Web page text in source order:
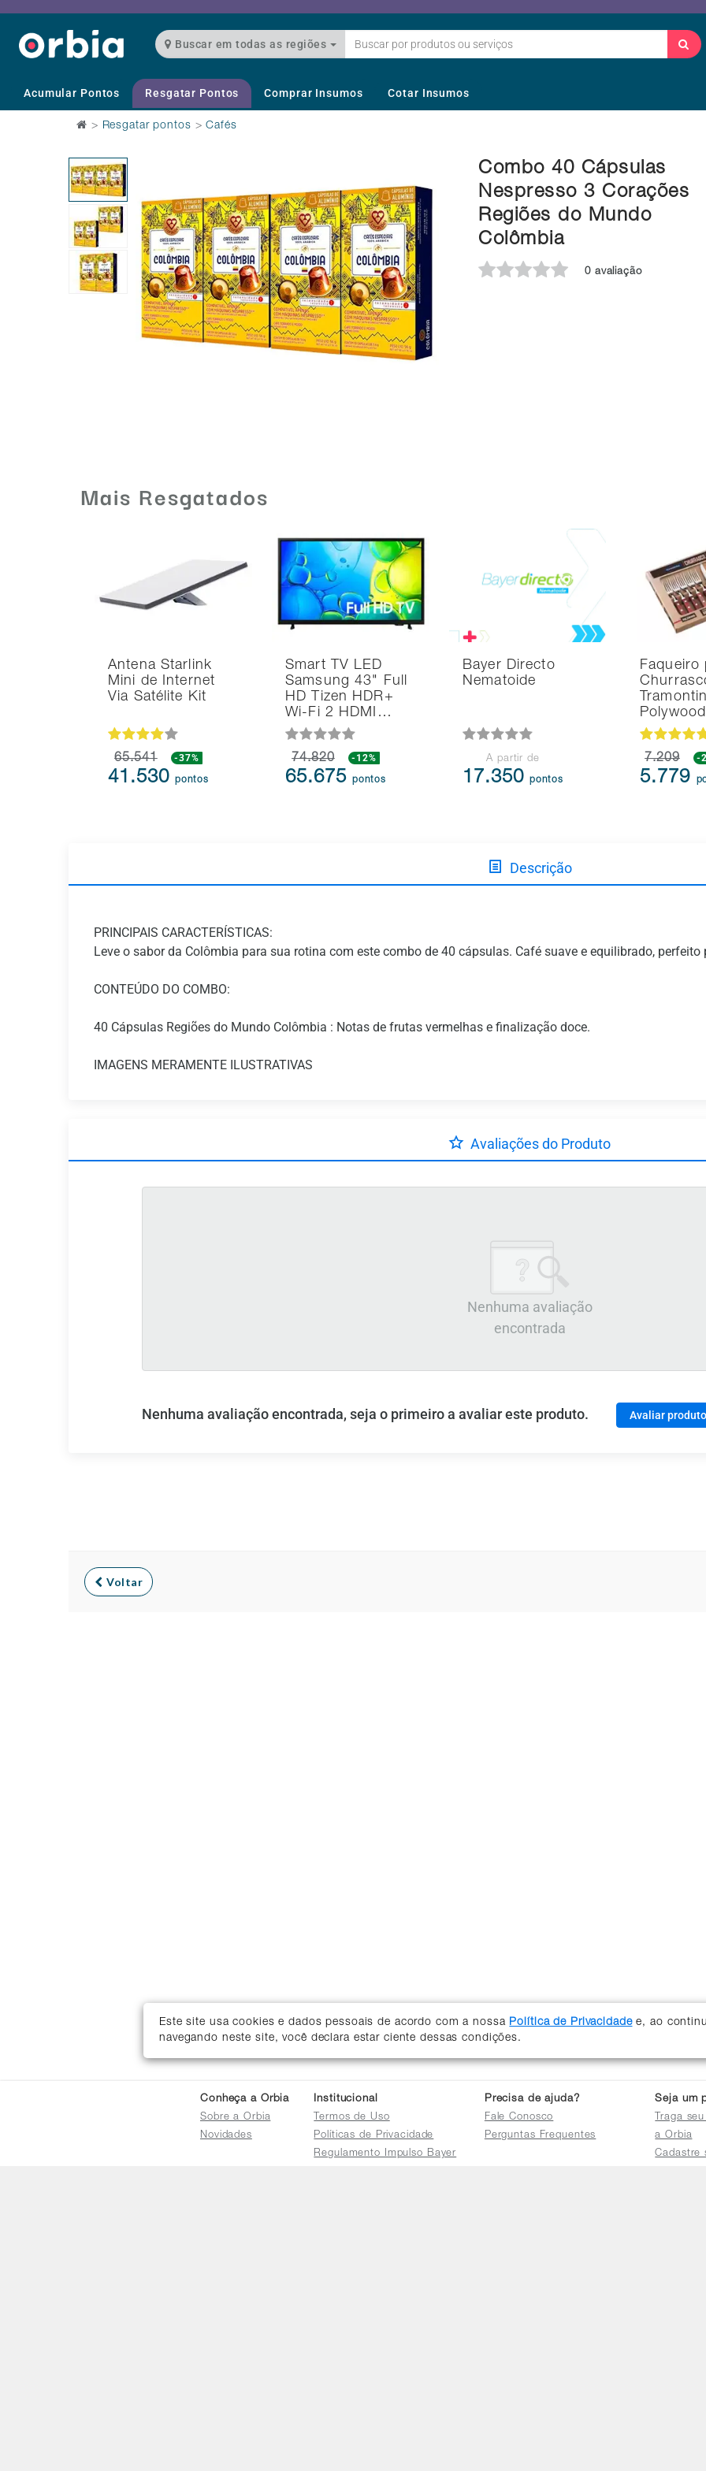
Buscar em todas as regiões
Acumular Pontos Resgatar Pontos Comprar Insumos Cotar Insumos
Este site usa cookies e dados pessoais de acordo com a nossa Política de Privacidadee, ao
navegando neste site, você declara estar ciente dessas condições.
> Resgatar pontos >Cafés
Combo 40 Cápsulas
Nespresso 3 Corações
Regiões do Mundo
Colômbia
0 avaliação
Mais Resgatados
Antena Starlink
Mini de Internet
Via Satélite Kit
65.541 -37%
41.530pontos
Smart TV LED
Samsung 43" Full
HD Tizen HDR+
Wi-Fi 2 HDMI…
74.820 -12%
65.675pontos
Bayer Directo
Nematoide
A partir de
17.350pontos
Faqueiro
7.209 -
5.779
Descrição
PRINCIPAIS CARACTERÍSTICAS:
Leve o sabor da Colômbia para sua rotina com este combo de 40 cápsulas. Café suave e equilibrado, perfeito
CONTEÚDO DO COMBO:
40 Cápsulas Regiões do Mundo Colômbia : Notas de frutas vermelhas e finalização doce.
IMAGENS MERAMENTE ILUSTRATIVAS
Avaliações do Produto
Nenhuma avaliação
encontrada
Nenhuma avaliação encontrada, seja o primeiro a avaliar este produto. Avaliar produto
Voltar
Conheça a Orbia
Sobre a Orbia
Novidades
Institucional
Termos de Uso
Políticas de Privacidade
Regulamento Impulso Bayer
Precisa de ajuda?
Fale Conosco
Perguntas Frequentes
Seja um
Traga
a Orbia
Cadastre